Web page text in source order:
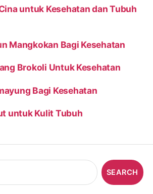
untuk Kesehatan dan Tubuh
Mangkokan Bagi Kesehatan
Brokoli Untuk Kesehatan
Bagi Kesehatan
untuk Kulit Tubuh